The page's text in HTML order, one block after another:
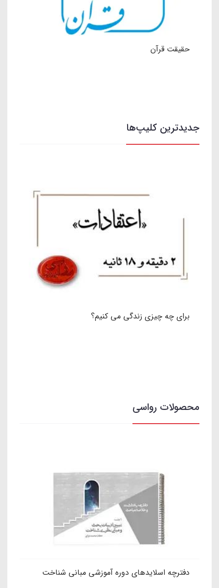
حقیقت قرآن
جدیدترین کلیپ‌ها
برای چه چیزی زندگی می کنیم؟
محصولات رواسی
دفترچه اسلایدهای دوره آموزشی مبانی شناخت